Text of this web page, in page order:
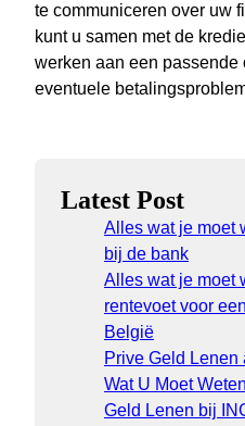
te communiceren over uw
kunt u samen met de
werken aan een passende
eventuele
Latest Post
Alles wat je moet
bij de bank
Alles wat je moet
rentevoet voor
België
Prive Geld
Wat U Moet Weten
Geld Lenen bij